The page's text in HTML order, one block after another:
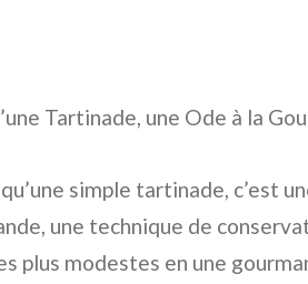
Tartinade, une Ode à la
simple tartinade, c’est
une technique de
plus modestes en une